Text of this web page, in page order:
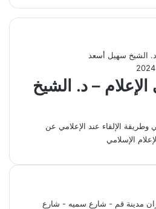
– د. الشيخ
وطريقة الإلقاء عند الإعلامي عن
الإسلامي
مدينة قم - شارع سميه - شارع